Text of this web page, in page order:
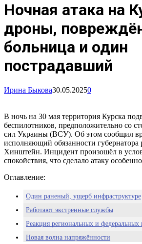
Ночная атака на
дроны,
больница и один
пострадавший
Ирина Быкова30.05.20250
В ночь на 30 мая территория Курска
беспилотников, предположительно со
сил Украины (ВСУ). Об этом сообщил
исполняющий обязанности губернатора
Хинштейн. Инцидент произошёл в
спокойствия, что сделало атаку
Оглавление:
Один раненый, ущерб инфраструктуре
Работают экстренные службы
Реакция региональных и федеральных
Новая волна напряжённости